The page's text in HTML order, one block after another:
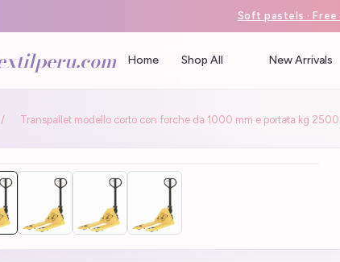
Soft pastels ·
Home Shop All New Arrivals
/ Transpallet modello corto con forche da 1000 mm e portata kg